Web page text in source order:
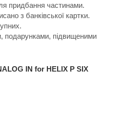
придбання частинами.
з банківської картки.
подарунками, підвищеними
IN for HELIX P SIX